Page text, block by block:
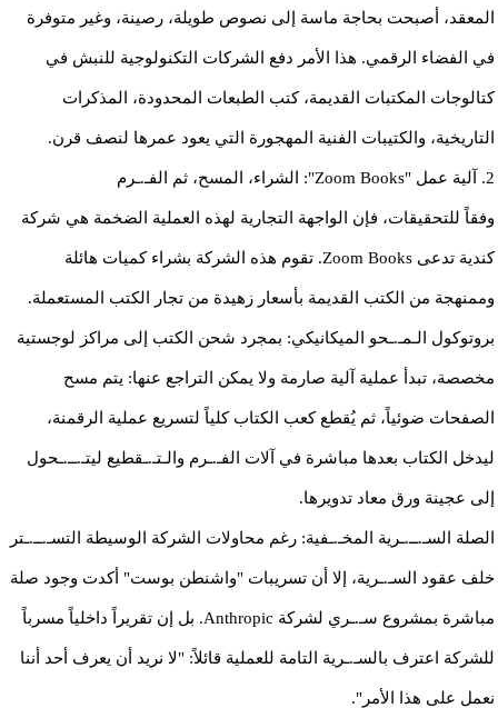
المعقد، أصبحت بحاجة ماسة إلى نصوص طويلة، رصينة، وغير متوفرة
في الفضاء الرقمي. هذا الأمر دفع الشركات التكنولوجية للنبش في
كتالوجات المكتبات القديمة، كتب الطبعات المحدودة، المذكرات
التاريخية، والكتيبات الفنية المهجورة التي يعود عمرها لنصف قرن.
​2. آلية عمل "Zoom Books": الشراء، المسح، ثم الفـ.ـرم
​وفقاً للتحقيقات، فإن الواجهة التجارية لهذه العملية الضخمة هي شركة
كندية تدعى Zoom Books. تقوم هذه الشركة بشراء كميات هائلة
وممنهجة من الكتب القديمة بأسعار زهيدة من تجار الكتب المستعملة.
​بروتوكول الـمـ.ـحو الميكانيكي: بمجرد شحن الكتب إلى مراكز لوجستية
مخصصة، تبدأ عملية آلية صارمة ولا يمكن التراجع عنها: يتم مسح
الصفحات ضوئياً، ثم يُقطع كعب الكتاب كلياً لتسريع عملية الرقمنة،
ليدخل الكتاب بعدها مباشرة في آلات الفـ.ـرم والـتـ.ـقطيع ليتـ.ــ.ـحول
إلى عجينة ورق معاد تدويرها.
​الصلة السـ.ــ.ـرية المخـ.ـفية: رغم محاولات الشركة الوسيطة التسـ.ــ.ـتر
خلف عقود السـ.ـرية، إلا أن تسريبات "واشنطن بوست" أكدت وجود صلة
مباشرة بمشروع سـ.ـري لشركة Anthropic. بل إن تقريراً داخلياً مسرباً
للشركة اعترف بالسـ.ـرية التامة للعملية قائلاً: "لا نريد أن يعرف أحد أننا
نعمل على هذا الأمر".